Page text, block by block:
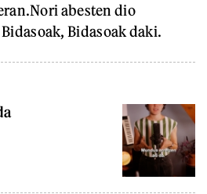
abesten dio
Bidasoak daki.